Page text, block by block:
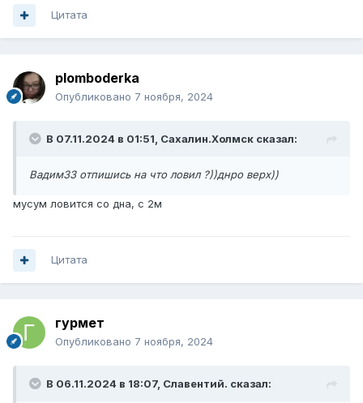
Цитата
plomboderka
Опубликовано 7 ноября, 2024
В 07.11.2024 в 01:51, Сахалин.Холмск сказал:
Вадим33 отпишись на что ловил ?))днро верх))
мусум ловится со дна, с 2м
Цитата
гурмет
Опубликовано 7 ноября, 2024
В 06.11.2024 в 18:07, Славентий. сказал: